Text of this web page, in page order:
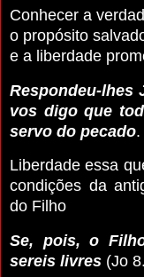
Conhecer a
o propósito
e a liberdade
Respondeu-lhes
vos digo que
servo do pecado
Liberdade essa
condições da
do Filho
Se, pois, o
sereis livres (Jo